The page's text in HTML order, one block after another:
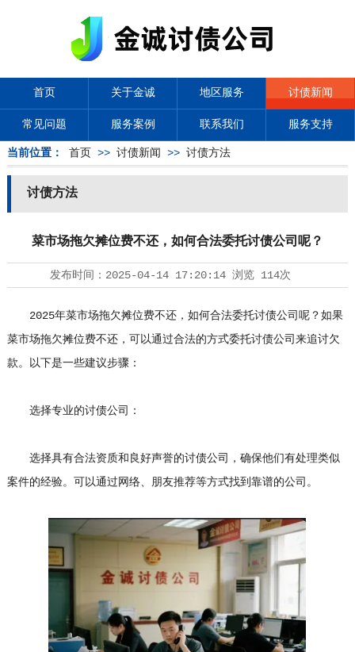
首页 关于金诚 地区服务 讨债新闻
常见问题 服务案例 联系我们 服务支持
当前位置： 首页 >> 讨债新闻 >> 讨债方法
讨债方法
菜市场拖欠摊位费不还，如何合法委托讨债公司呢？
发布时间： 2025-04-14 17:20:14浏览 114次
2025年菜市场拖欠摊位费不还，如何合法委托讨债公司 呢？如果
菜市场拖欠摊位费不还，可以通过合法的方式委托讨债公司来追讨欠
款。以下是一些建议步骤：
选择专业的讨债公司：
选择具有合法资质和良好声誉的讨债公司，确保他们有处理类似
案件的经验。可以通过网络、朋友推荐等方式找到靠谱的公司。